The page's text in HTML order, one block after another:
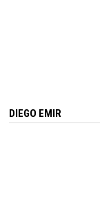
DIEGO EMIR